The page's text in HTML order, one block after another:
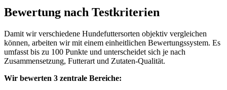
Bewertung nach Testkriterien
Damit wir verschiedene Hundefuttersorten objektiv vergleichen
können, arbeiten wir mit einem einheitlichen Bewertungssystem. Es
umfasst bis zu 100 Punkte und unterscheidet sich je nach
Zusammensetzung, Futterart und Zutaten-Qualität.
Wir bewerten 3 zentrale Bereiche: